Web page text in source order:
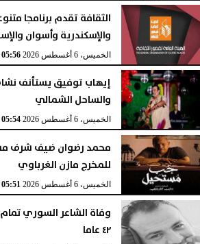
الثقافة تقدم برنامجا
والإسكندرية وأسوان
الخميس، 6 أغسطس 2026 05:56 مـ
إيهاب توفيق يستأنف
والساحل الشمالي
الخميس، 6 أغسطس 2026 05:54 مـ
محمد رضوان ضيف شرف
للمخرج مازن الغرباوي
الخميس، 6 أغسطس 2026 05:51 مـ
وفاة الشاعر السوري
٤٢ عاما